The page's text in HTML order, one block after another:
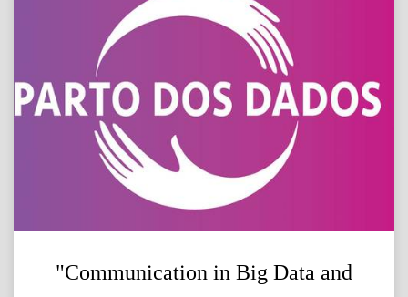
"Communication in Big Data and